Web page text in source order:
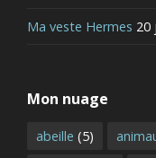
Ma veste Hermes 20
Mon nuage
abeille (5)